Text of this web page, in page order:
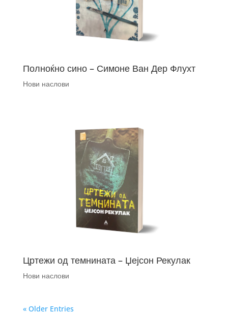
Полноќно сино – Симоне Ван Дер Флухт
Нови наслови
Цртежи од темнината – Џејсон Рекулак
Нови наслови
« Older Entries